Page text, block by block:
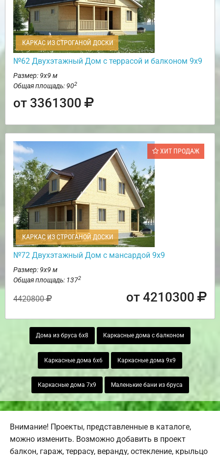
КАРКАС ИЗ СТРОГАНОЙ ДОСКИ
№62 Двухэтажный Дом с террасой и балконом 9х9
Размер: 9х9 м
Общая площадь: 902
от 3361300
ХИТ ПРОДАЖ
КАРКАС ИЗ СТРОГАНОЙ ДОСКИ
№72 Двухэтажный Дом с мансардой 9х9
Размер: 9х9 м
Общая площадь: 1372
4420800 от 4210300
Дома из бруса 6х8 Каркасные дома с балконом
Каркасные дома 6х6 Каркасные дома 9х9
Каркасные дома 7х9 Маленькие бани из бруса
Внимание! Проекты, представленные в каталоге,
можно изменить. Возможно добавить в проект
балкон, гараж, террасу, веранду, остекление, крыльцо